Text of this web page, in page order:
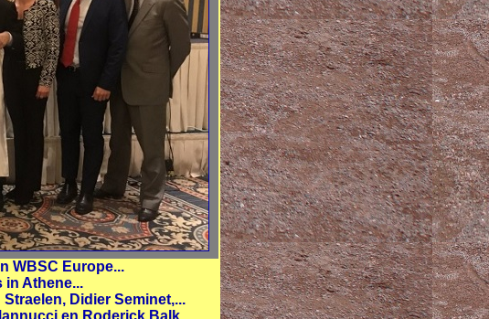
WBSC Europe...
in Athene...
Didier Seminet,...
en Roderick Balk...